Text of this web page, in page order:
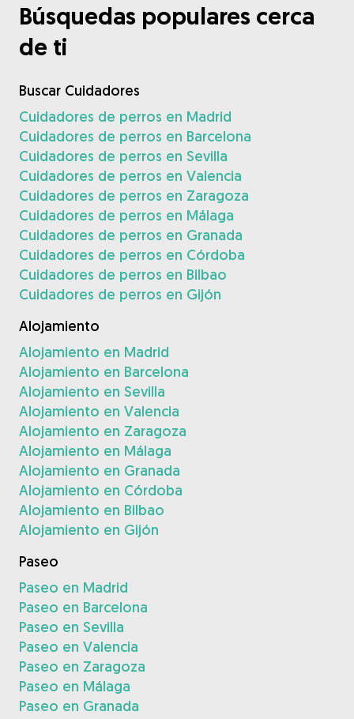
Búsquedas populares cerca
de ti
Buscar Cuidadores
Cuidadores de perros en Madrid
Cuidadores de perros en Barcelona
Cuidadores de perros en Sevilla
Cuidadores de perros en Valencia
Cuidadores de perros en Zaragoza
Cuidadores de perros en Málaga
Cuidadores de perros en Granada
Cuidadores de perros en Córdoba
Cuidadores de perros en Bilbao
Cuidadores de perros en Gijón
Alojamiento
Alojamiento en Madrid
Alojamiento en Barcelona
Alojamiento en Sevilla
Alojamiento en Valencia
Alojamiento en Zaragoza
Alojamiento en Málaga
Alojamiento en Granada
Alojamiento en Córdoba
Alojamiento en Bilbao
Alojamiento en Gijón
Paseo
Paseo en Madrid
Paseo en Barcelona
Paseo en Sevilla
Paseo en Valencia
Paseo en Zaragoza
Paseo en Málaga
Paseo en Granada